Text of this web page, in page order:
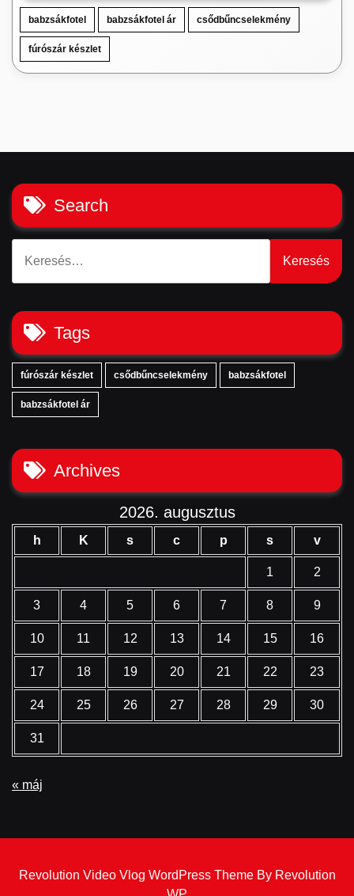
babzsákfotel babzsákfotel ár csődbűncselekmény
fúrószár készlet
Search
Tags
fúrószár készlet csődbűncselekmény babzsákfotel
babzsákfotel ár
Archives
2026. augusztus
h K s c p s v
1 2
3 4 5 6 7 8 9
10 11 12 13 14 15 16
17 18 19 20 21 22 23
24 25 26 27 28 29 30
31
« máj
Revolution Video Vlog WordPress Theme By Revolution